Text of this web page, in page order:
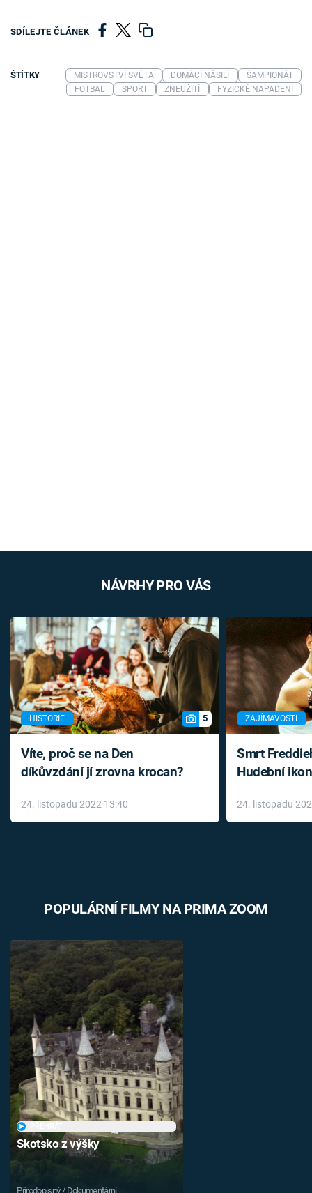
SDÍLEJTE ČLÁNEK
ŠTÍTKY MISTROVSTVÍ SVĚTA DOMÁCÍ NÁSILÍ
ŠAMPIONÁT
FOTBAL
SPORT ZNEUŽITÍ FYZICKÉ NAPADENÍ
NÁVRHY PRO VÁS
HISTORIE 5
Víte, proč se na Den
díkůvzdání jí zrovna krocan?
24. listopadu 2022 13:40
ZAJÍMAVOSTI
Smrt
Hudební
léky
24. listopadu
POPULÁRNÍ FILMY NA PRIMA ZOOM
Skotsko z výšky
Přírodopisný / Dokumentární